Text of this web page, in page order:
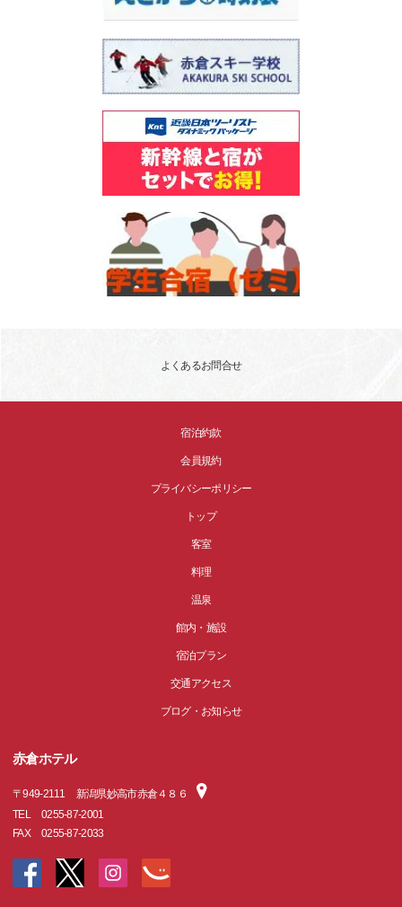
よくあるお問合せ
宿泊約款
会員規約
プライバシーポリシー
トップ
客室
料理
温泉
館内・施設
宿泊プラン
交通アクセス
ブログ・お知らせ
赤倉ホテル
〒949-2111
新潟県妙高市赤倉４８６
TEL
0255-87-2001
FAX
0255-87-2033